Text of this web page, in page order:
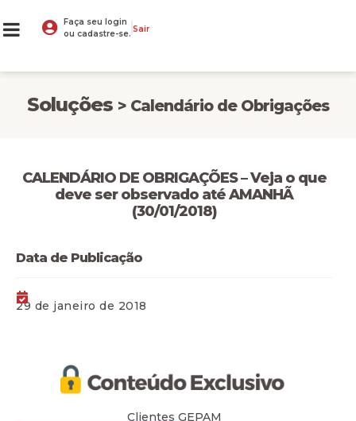
Faça seu login
ou cadastre-se. Sair
Soluções > Calendário de Obrigações
CALENDÁRIO DE OBRIGAÇÕES – Veja o que
deve ser observado até AMANHÃ
(30/01/2018)
Data de Publicação
29 de janeiro de 2018
Clientes GEPAM